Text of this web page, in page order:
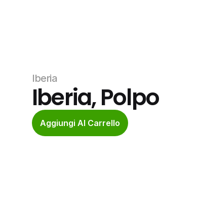
Iberia
Iberia, Polpo
Aggiungi Al Carrello